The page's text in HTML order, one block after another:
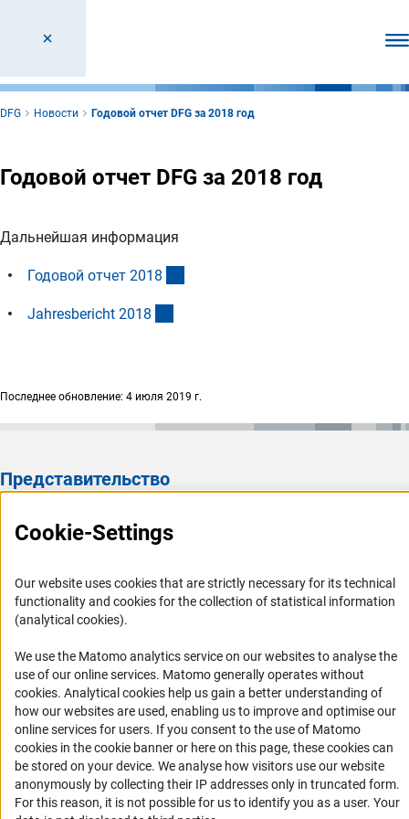
DFG Новости Годовой отчет DFG за 2018 год
Годовой отчет DFG за 2018 год
Дальнейшая информация
Годовой отчет 201 8
Jahresbericht 201 8
Последнее обновление: 4 июля 2019 г.
Представительство
История Представительства 2003 - 2022
Профиль DFG
Органы управления
История DFG
Финансирование
Совместные конкурсы с российскими партнёрскими
организациями
Партнёры DFG в России
Часто задаваемые вопросы (FAQ)
Cookie-Settings
Our website uses cookies that are strictly necessary for its technical
functionality and cookies for the collection of statistical information
(analytical cookies).
We use the Matomo analytics service on our websites to analyse the
use of our online services. Matomo generally operates without
cookies(Anc
. Analytical cookies help us gain a better understanding of
how our websites are used, enabling us to improve and optimise our
online services for users. If you consent to the use of Matomo
cookies in the cookie banner or here on this page, these cookies can
be stored on your device. We analyse how visitors use our website
anonymously by collecting their IP addresses only in truncated form.
For this reason, it is not possible for us to identify you as a user. Your